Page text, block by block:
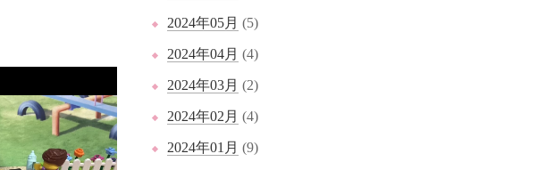
2024年05月 (5)
2024年04月 (4)
2024年03月 (2)
2024年02月 (4)
2024年01月 (9)